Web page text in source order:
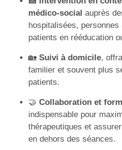
médico-social auprès
hospitalisées, personnes
patients en rééducation
🏡 Suivi à domicile,
familier et souvent plus
patients.
🤝 Collaboration et
indispensable pour
thérapeutiques et
en dehors des séances.